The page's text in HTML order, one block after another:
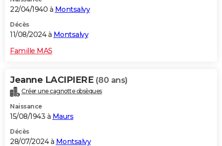
22/04/1940 à Montsalvy
Décès
11/08/2024 à Montsalvy
Famille MAS
Jeanne LACIPIERE (80 ans)
Créer une cagnotte obsèques
Naissance
15/08/1943 à Maurs
Décès
28/07/2024 à Montsalvy